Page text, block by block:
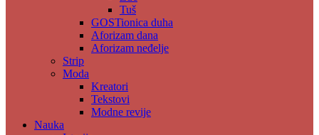
Tuš
GOSTionica duha
Aforizam dana
Aforizam neđelje
Strip
Moda
Kreatori
Tekstovi
Modne revije
Nauka